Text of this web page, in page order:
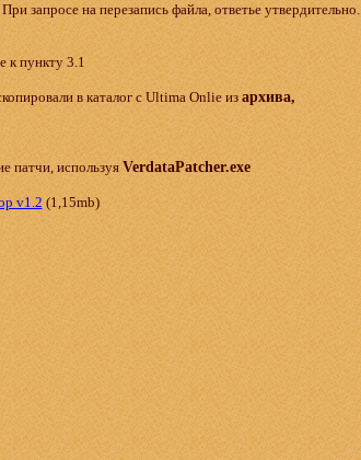
запросе на перезапись файла, ответье утвердительно.
к пункту 3.1
в каталог с Ultima Onlie из архива,
патчи, используя VerdataPatcher.exe
v1.2 (1,15mb)